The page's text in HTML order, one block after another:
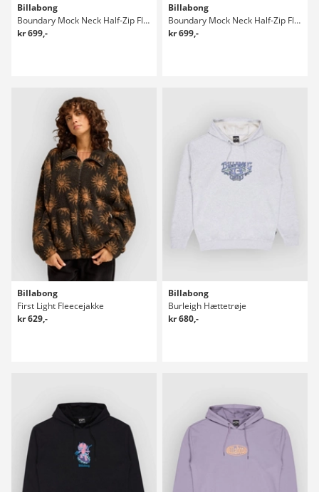
Billabong
Boundary Mock Neck Half-Zip Fleecepullover
kr 699,-
Billabong
Boundary Mock Neck Half-Zip Fleecepullover
kr 699,-
Billabong
First Light Fleecejakke
kr 629,-
Billabong
Burleigh Hættetrøje
kr 680,-